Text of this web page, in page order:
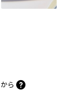
から